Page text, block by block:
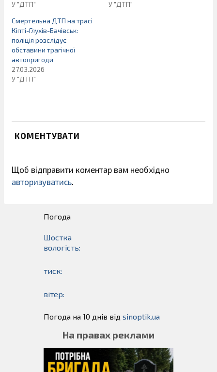
У "ДТП"
У "ДТП"
Смертельна ДТП на трасі
Кіпті-Глухів-Бачівськ:
поліція розслідує
обставини трагічної
автопригоди
27.03.2026
У "ДТП"
КОМЕНТУВАТИ
Щоб відправити коментар вам необхідно
авторизуватись
Погода
Шостка
вологість:
тиск:
вітер:
Погода на 10 днів від sinoptik.ua
На правах реклами